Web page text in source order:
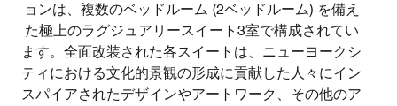
ョンは、複数のベッドルーム (2ベッドルーム) を備え
た極上のラグジュアリースイート3室で構成されてい
ます。全面改装された各スイートは、ニューヨークシ
ティにおける文化的景観の形成に貢献した人々にイン
スパイアされたデザインやアートワーク、その他のア